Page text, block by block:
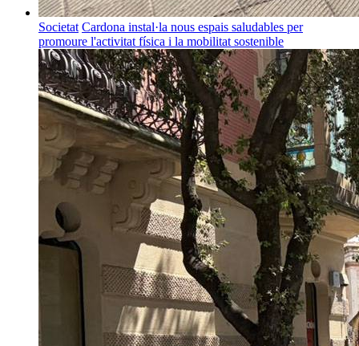
Societat Cardona instal·la nous espais saludables per
promoure l'activitat física i la mobilitat sostenible